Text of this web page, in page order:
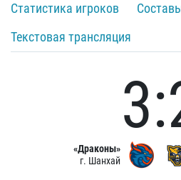
Статистика игроков
Текстовая трансляция
«Драконы»
г. Шанхай